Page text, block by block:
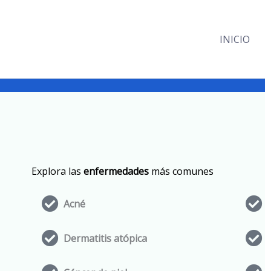
INICIO
Explora las enfermedades más comunes
Acné
Dermatitis atópica